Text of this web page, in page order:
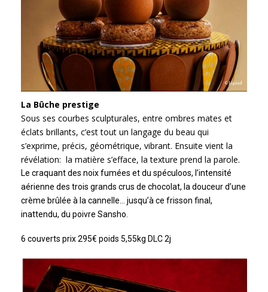
La Bûche prestige
Sous ses courbes sculpturales, entre ombres mates et
éclats brillants, c’est tout un langage du beau qui
s’exprime, précis, géométrique, vibrant. Ensuite vient la
révélation: la matière s’efface, la texture prend la parole.
Le craquant des noix fumées et du spéculoos, l’intensité
aérienne des trois grands crus de chocolat, la douceur d’une
crème brûlée à la cannelle… jusqu’à ce frisson final,
inattendu, du poivre Sansho.
6 couverts prix 295€ poids 5,55kg DLC 2j